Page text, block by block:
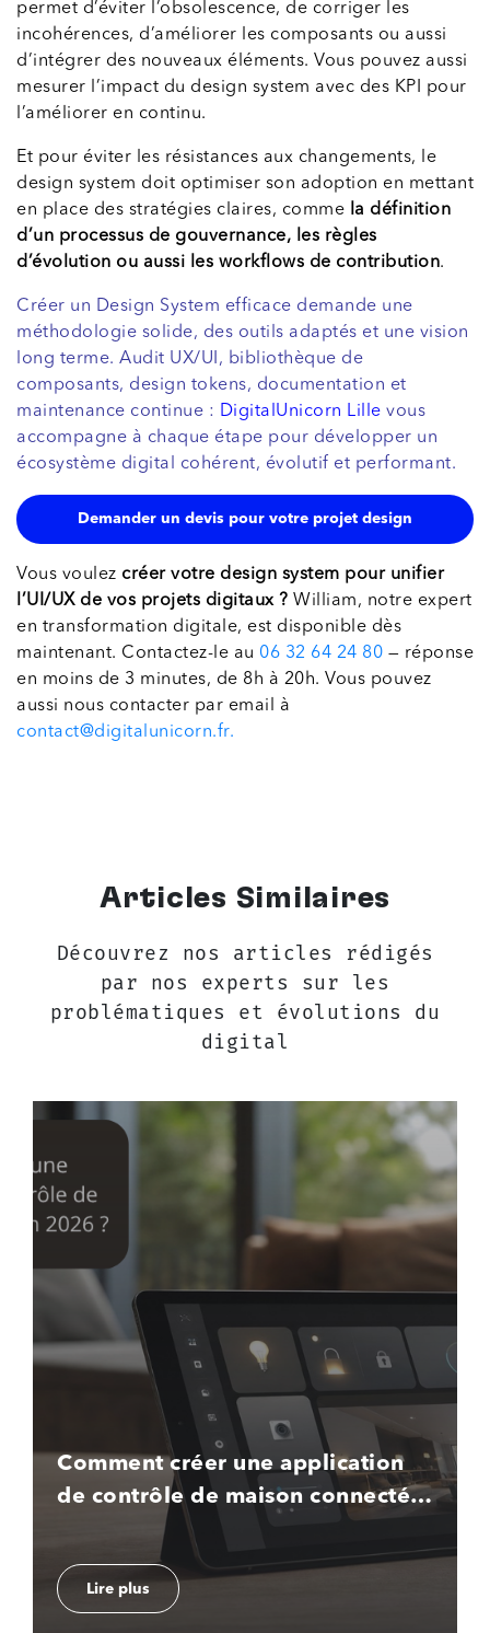
permet d’éviter l’obsolescence, de corriger les
incohérences, d’améliorer les composants ou aussi
d’intégrer des nouveaux éléments. Vous pouvez aussi
mesurer l’impact du design system avec des KPI pour
l’améliorer en continu.
Et pour éviter les résistances aux changements, le
design system doit optimiser son adoption en mettant
en place des stratégies claires, comme la définition
d’un processus de gouvernance, les règles
d’évolution ou aussi les workflows de contribution.
Créer un Design System efficace demande une
méthodologie solide, des outils adaptés et une vision
long terme. Audit UX/UI, bibliothèque de
composants, design tokens, documentation et
maintenance continue : DigitalUnicorn Lille vous
accompagne à chaque étape pour développer un
écosystème digital cohérent, évolutif et performant.
Demander un devis pour votre projet design
system
Vous voulez créer votre design system pour unifier
l’UI/UX de vos projets digitaux ? William, notre expert
en transformation digitale, est disponible dès
maintenant. Contactez-le au 06 32 64 24 80 — réponse
en moins de 3 minutes, de 8h à 20h. Vous pouvez
aussi nous contacter par email à
contact@digitalunicorn.fr.
Articles Similaires
Découvrez nos articles rédigés
par nos experts sur les
problématiques et évolutions du
digital
Comment créer une application
de contrôle de maison connectée
en 2026 ?
Lire plus